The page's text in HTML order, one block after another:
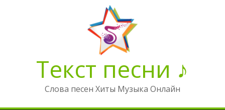
Текст песни ♪
Слова песен Хиты Музыка Онлайн